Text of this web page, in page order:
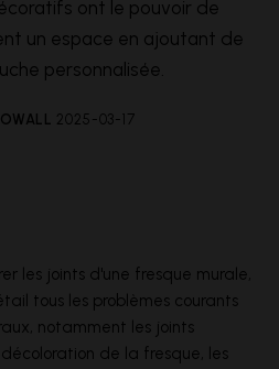
ont le pouvoir de
un espace en ajoutant de
personnalisée.
2025-03-17
les joints d'une fresque murale,
tous les problèmes courants
notamment les joints
de la fresque, les